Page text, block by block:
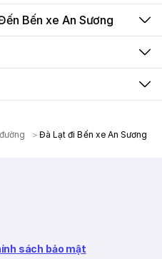
Bến xe An Sương
Đà Lạt đi Bến xe An Sương
sách bảo mật